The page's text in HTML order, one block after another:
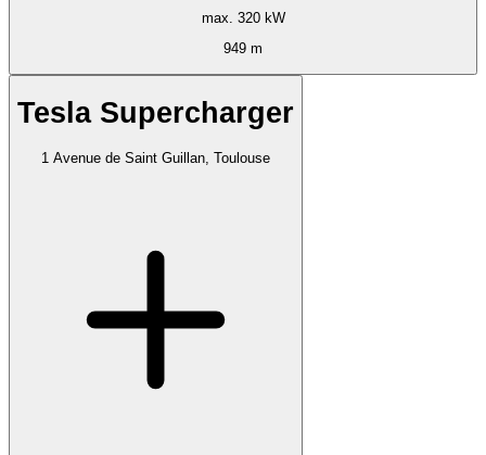
max. 320 kW
949 m
Tesla Supercharger
1 Avenue de Saint Guillan, Toulouse